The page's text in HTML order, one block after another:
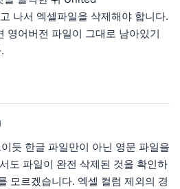
나서 엑셀파일을 삭제해야 합니다.
영어버전 파일이 그대로 남아있기
듯 한글 파일만이 아닌 영문 파일을
도 파일이 완전 삭제된 것을 확인하
모르겠습니다. 엑셀 컬럼 제외의 경